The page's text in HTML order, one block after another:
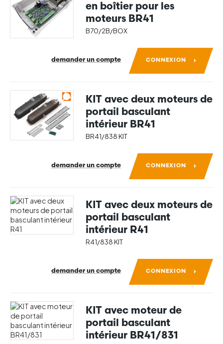
en boîtier pour les
moteurs BR41
B70/2B/BOX
demander un compte CONNEXION
KIT avec deux moteurs de
portail basculant
intérieur BR41
BR41/838 KIT
demander un compte CONNEXION
KIT avec deux moteurs de
portail basculant
intérieur R41
R41/838 KIT
demander un compte CONNEXION
KIT avec moteur de
portail basculant
intérieur BR41/831